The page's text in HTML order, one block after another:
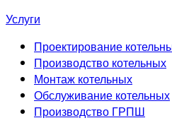
Услуги
Проектирование
Производство котельных
Монтаж котельных
Обслуживание котельных
Производство ГРПШ